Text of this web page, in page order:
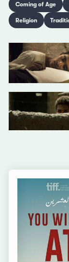
Coming of Age
Religion